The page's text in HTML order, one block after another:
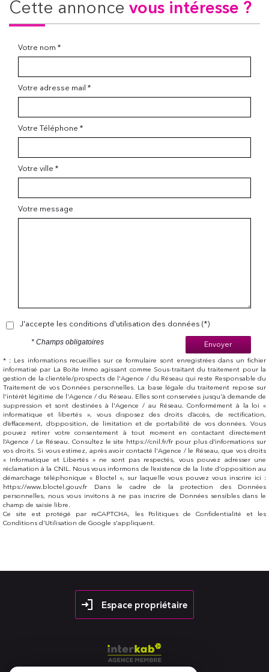
cette annonce vous intéresse ?
Votre nom *
Votre adresse mail *
Votre Téléphone *
Votre ville *
Votre message
J'accepte les conditions d'utilisation des données (*)
Envoyer
* Champs obligatoires
* : Les informations recueillies sur ce formulaire sont enregistrées dans un fichier
informatisé par La Boite Immo agissant comme Sous-traitant du traitement pour la
gestion de la clientèle/prospects de l'Agence / du Réseau qui reste Responsable du
Traitement de vos Données personnelles. La base légale du traitement repose sur
l'intérêt légitime de l'Agence / du Réseau. Elles sont conservées jusqu'à demande de
suppression et sont destinées à l'Agence / au Réseau. Conformément à la loi «
informatique et libertés », vous disposez des droits d’accès, de rectification,
d’effacement, d’opposition, de limitation et de portabilité de vos données. Vous
pouvez retirer votre consentement à tout moment en contactant directement
l’Agence / Le Réseau. Consultez le site https://cnil.fr/fr pour plus d’informations sur
vos droits. Si vous estimez, après avoir contacté l'Agence / le Réseau, que vos droits
« Informatique et Libertés » ne sont pas respectés, vous pouvez adresser une
réclamation à la CNIL. Nous vous informons de l’existence de la liste d'opposition au
démarchage téléphonique « Bloctel », sur laquelle vous pouvez vous inscrire ici :
https://www.bloctel.gouv.fr Dans le cadre de la protection des Données
personnelles, nous vous invitons à ne pas inscrire de Données sensibles dans le
champ de saisie libre.
Ce site est protégé par reCAPTCHA, les Politiques de Confidentialité
et les
Conditions d'Utilisation de Google s'appliquent.
Espace propriétaire